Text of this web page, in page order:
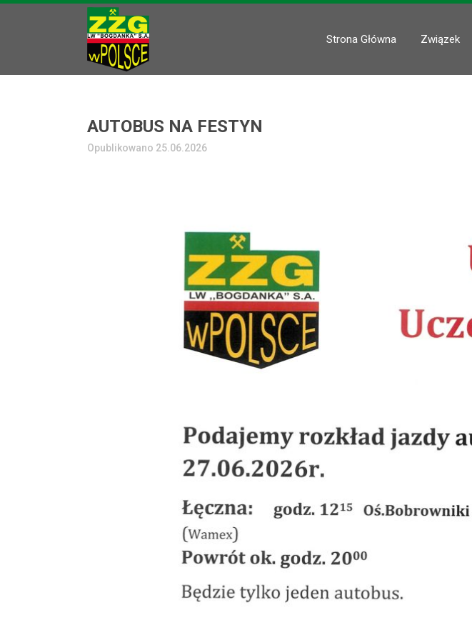
Strona Główna Związek
AUTOBUS NA FESTYN
Opublikowano 25.06.2026